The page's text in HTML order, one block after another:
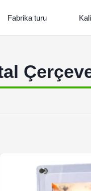
Fabrika turu